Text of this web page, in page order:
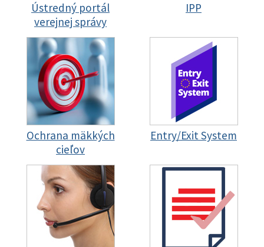
Ústredný portál
verejnej správy
IPP
Ochrana mäkkých
cieľov
Entry/Exit System